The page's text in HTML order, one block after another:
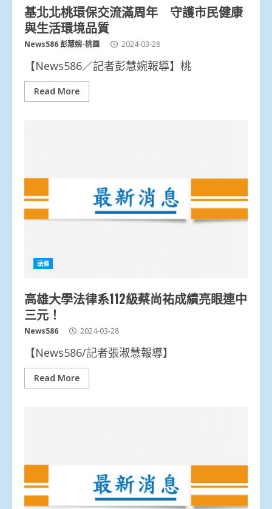
基北北桃環保交流滿周年 守護市民健康
與生活環境品質
News586 彭慧婉-桃園 2024-03-28
【News586／記者彭慧婉報導】桃
Read More
頭條
高雄大學法律系112級蔡尚祐成績亮眼連中
三元！
News586 2024-03-28
【News586/記者張淑慧報導】
Read More